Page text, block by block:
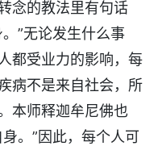
念的教法里有句话
”无论发生什么事
都受业力的影响，每
病不是来自社会，所
本师释迦牟尼佛也
。”因此，每个人可